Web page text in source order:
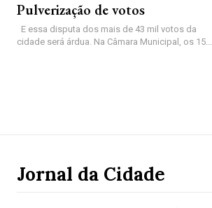
Pulverização de votos
E essa disputa dos mais de 43 mil votos da
cidade será árdua. Na Câmara Municipal, os 15...
Jornal da Cidade